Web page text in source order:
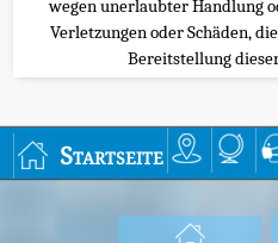
wegen unerlaubter Handlung
Verletzungen oder Schäden,
Bereitstellung
Startseite